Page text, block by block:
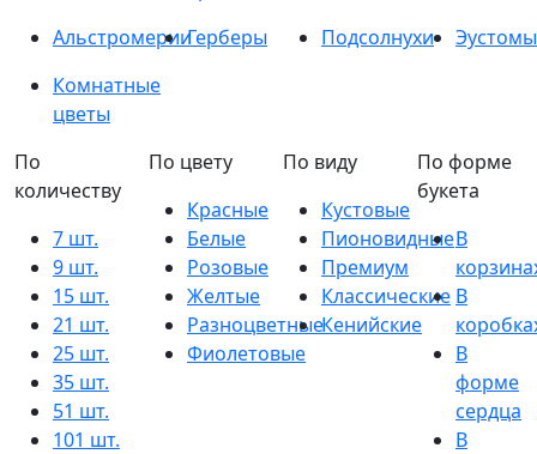
АльстромерииГерберы Подсолнухи
Эустомы
Комнатные
цветы
По
количеству
7 шт.
9 шт.
15 шт.
21 шт.
25 шт.
35 шт.
51 шт.
101 шт.
По цвету
Красные
Белые
Розовые
Желтые
Разноцветные
Фиолетовые
По виду
Кустовые
Пионовидные
Премиум
Классические
Кенийские
По форме
букета
В
В
В
форме
сердца
В